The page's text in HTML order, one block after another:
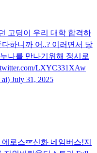
고딩이 우리 대학 합격하
하니까 어..? 이러면서 당
나를 만나기위해 정시로
LXYC331XAw
July 31, 2025
로스🪽신화 네임버스!지